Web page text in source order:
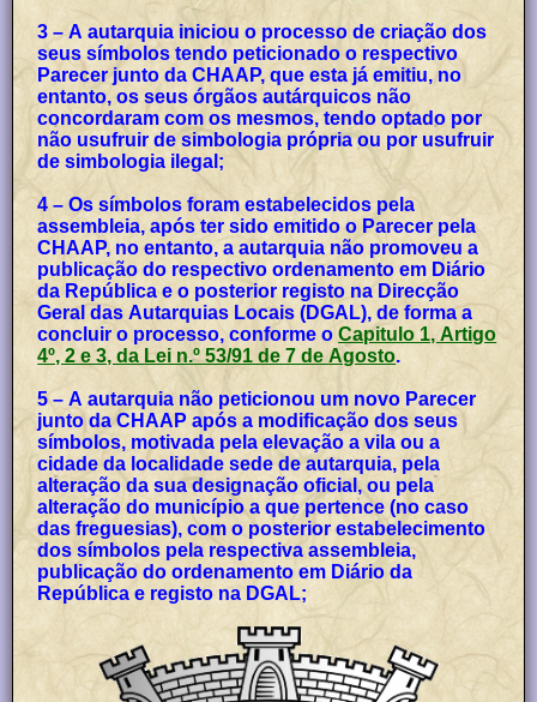
3 – A autarquia iniciou o processo de criação dos
seus símbolos tendo peticionado o respectivo
Parecer junto da CHAAP, que esta já emitiu, no
entanto, os seus órgãos autárquicos não
concordaram com os mesmos, tendo optado por
não usufruir de simbologia própria ou por usufruir
de simbologia ilegal;
4 – Os símbolos foram estabelecidos pela
assembleia, após ter sido emitido o Parecer pela
CHAAP, no entanto, a autarquia não promoveu a
publicação do respectivo ordenamento em Diário
da República e o posterior registo na Direcção
Geral das Autarquias Locais (DGAL), de forma a
concluir o processo, conforme oCapitulo 1, Artigo
4º, 2 e 3, da Lei n.º 53/91 de 7 de Agosto.
5 – A autarquia não peticionou um novo Parecer
junto da CHAAP após a modificação dos seus
símbolos, motivada pela elevação a vila ou a
cidade da localidade sede de autarquia, pela
alteração da sua designação oficial, ou pela
alteração do município a que pertence (no caso
das freguesias), com o posterior estabelecimento
dos símbolos pela respectiva assembleia,
publicação do ordenamento em Diário da
República e registo na DGAL;